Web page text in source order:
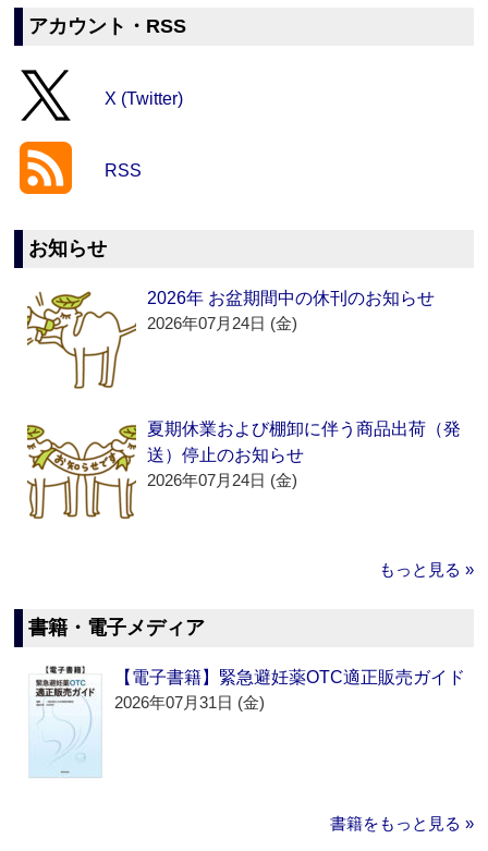
アカウント・RSS
X (Twitter)
RSS
お知らせ
2026年 お盆期間中の休刊のお知らせ
2026年07月24日 (金)
夏期休業および棚卸に伴う商品出荷（発
送）停止のお知らせ
2026年07月24日 (金)
もっと見る »
書籍・電子メディア
【電子書籍】緊急避妊薬OTC適正販売ガイド
2026年07月31日 (金)
書籍をもっと見る »